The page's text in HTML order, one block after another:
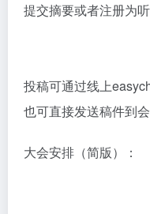
提交摘要或者注册为听
投稿可通过线上
也可直接发送稿件到会
大会安排（简版）：